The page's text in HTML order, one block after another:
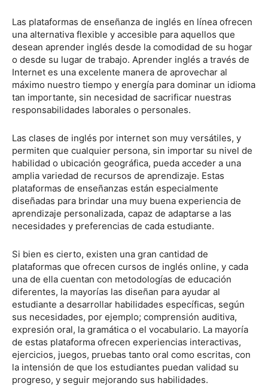
Las plataformas de enseñanza de inglés en línea ofrecen
una alternativa flexible y accesible para aquellos que
desean aprender inglés desde la comodidad de su hogar
o desde su lugar de trabajo. Aprender inglés a través de
Internet es una excelente manera de aprovechar al
máximo nuestro tiempo y energía para dominar un idioma
tan importante, sin necesidad de sacrificar nuestras
responsabilidades laborales o personales.
Las clases de inglés por internet son muy versátiles, y
permiten que cualquier persona, sin importar su nivel de
habilidad o ubicación geográfica, pueda acceder a una
amplia variedad de recursos de aprendizaje. Estas
plataformas de enseñanzas están especialmente
diseñadas para brindar una muy buena experiencia de
aprendizaje personalizada, capaz de adaptarse a las
necesidades y preferencias de cada estudiante.
Si bien es cierto, existen una gran cantidad de
plataformas que ofrecen cursos de inglés online, y cada
una de ella cuentan con metodologías de educación
diferentes, la mayorías las diseñan para ayudar al
estudiante a desarrollar habilidades específicas, según
sus necesidades, por ejemplo; comprensión auditiva,
expresión oral, la gramática o el vocabulario. La mayoría
de estas plataforma ofrecen experiencias interactivas,
ejercicios, juegos, pruebas tanto oral como escritas, con
la intensión de que los estudiantes puedan validad su
progreso, y seguir mejorando sus habilidades.